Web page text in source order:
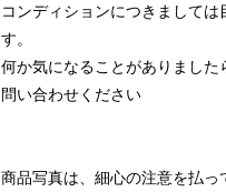
コンディションにつきまして
す。
何か気になることがありまし
問い合わせください
商品写真は、細心の注意を払